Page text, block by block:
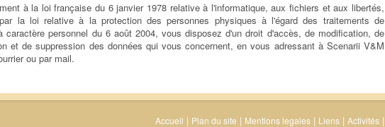
à la loi française du 6 janvier 1978 relative à l'informatique, aux fichiers et aux libertés,
la loi relative à la protection des personnes physiques à l'égard des traitements de
caractère personnel du 6 août 2004, vous disposez d'un droit d'accès, de modification, de
et de suppression des données qui vous concernent, en vous adressant à Scenarii V&M
ou par mail.
Accueil | Plan du site | Mentions legales| Liens| Activités|